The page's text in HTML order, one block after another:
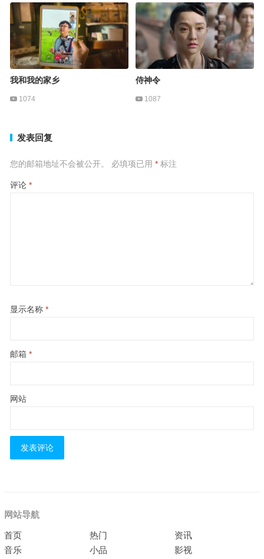
我和我的家乡
1074
侍神令
1087
发表回复
您的邮箱地址不会被公开。 必填项已用 *标注
评论 *
显示名称 *
邮箱 *
网站
网站导航
首页 热门
资讯
音乐
小品
影视